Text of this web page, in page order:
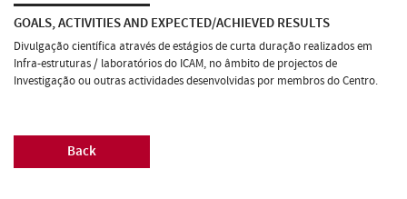
GOALS, ACTIVITIES AND EXPECTED/ACHIEVED RESULTS
Divulgação científica através de estágios de curta duração realizados em
Infra-estruturas / laboratórios do ICAM, no âmbito de projectos de
Investigação ou outras actividades desenvolvidas por membros do Centro.
Back